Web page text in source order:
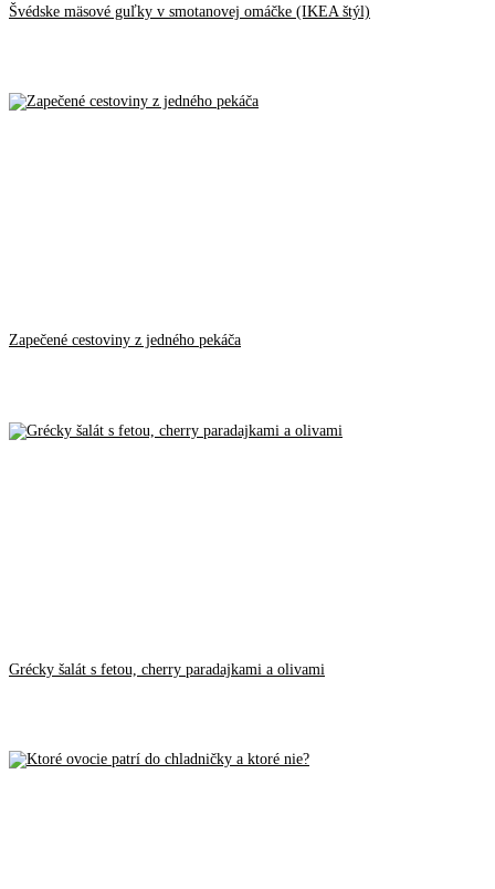
Švédske mäsové guľky v smotanovej omáčke (IKEA štýl)
Zapečené cestoviny z jedného pekáča
Grécky šalát s fetou, cherry paradajkami a olivami